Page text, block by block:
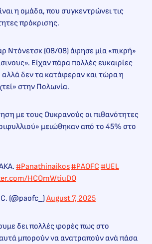
η ομάδα, που συγκεντρώνει τις
πρόκρισης.
Ντόνετσκ (08/08) άφησε μία «πικρή»
Είχαν πάρα πολλές ευκαιρίες
δεν τα κατάφεραν και τώρα η
στην Πολωνία.
με τους Ουκρανούς οι πιθανότητες
μειώθηκαν από το 45% στο
#Panathinaikos#PAOFC #UEL
HCOmWtiuDO
(@paofc_)August 7, 2025
δει πολλές φορές πως στο
μπορούν να ανατραπούν ανά πάσα